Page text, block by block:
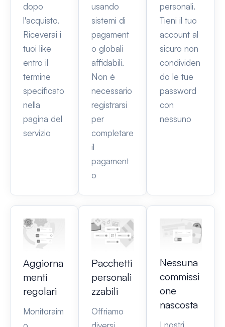
dopo
l'acquisto.
Riceverai i
tuoi like
entro il
termine
specificato
nella
pagina del
servizio
usando
sistemi di
pagament
o globali
affidabili.
Non è
necessario
registrarsi
per
completare
il
pagament
o
personali.
Tieni il tuo
account al
sicuro non
condividen
do le tue
password
con
nessuno
Aggiorna
menti
regolari
Monitoraim
Pacchetti
personali
zzabili
Offriamo
Nessuna
commissi
one
nascosta